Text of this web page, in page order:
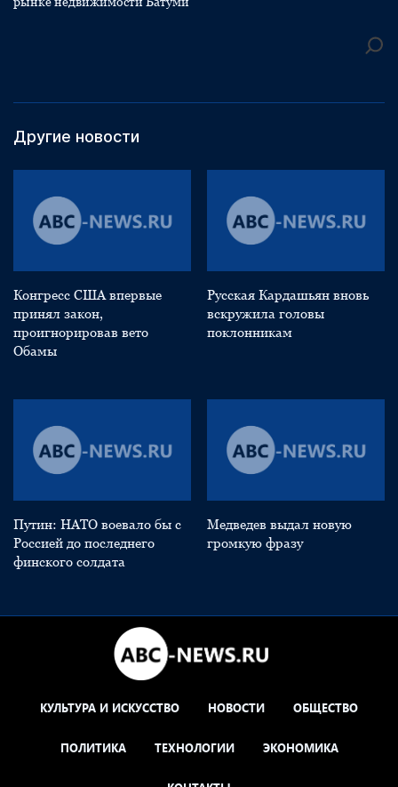
Другие новости
Конгресс США впервые
принял закон,
проигнорировав вето
Обамы
Русская Кардашьян вновь
вскружила головы
поклонникам
Путин: НАТО воевало бы с
Россией до последнего
финского солдата
Медведев выдал новую
громкую фразу
КУЛЬТУРА И ИСКУССТВО НОВОСТИ ОБЩЕСТВО
ПОЛИТИКА ТЕХНОЛОГИИ ЭКОНОМИКА